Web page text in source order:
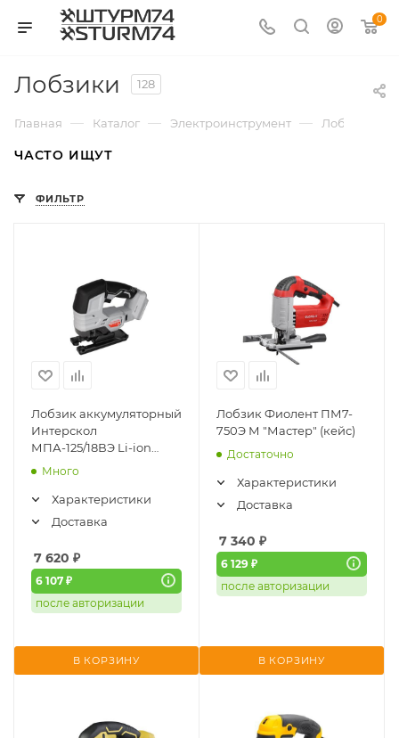
0
Лобзики 128
Главная — Каталог — Электроинструмент — Лобзики
ЧАСТО ИЩУТ
ФИЛЬТР
Лобзик аккумуляторный
Интерскол
МПА-125/18ВЭ Li-ion
АПИ б/щ (без АКБ и ЗУ)
Много
Характеристики
Доставка
7 620 ₽
6 107 ₽
после авторизации
В КОРЗИНУ
Лобзик Фиолент ПМ7-
750Э М "Мастер" (кейс)
Достаточно
Характеристики
Доставка
7 340 ₽
6 129 ₽
после авторизации
В КОРЗИНУ